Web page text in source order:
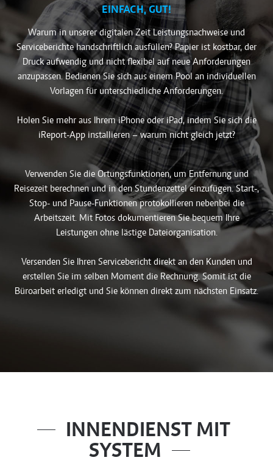
EINFACH, GUT!
Warum in unserer digitalen Zeit Leistungsnachweise und
Serviceberichte handschriftlich ausfüllen? Papier ist kostbar, der
Druck aufwendig und nicht flexibel auf neue Anforderungen
anzupassen. Bedienen Sie sich aus einem Pool an individuellen
Vorlagen für unterschiedliche Anforderungen.
Holen Sie mehr aus Ihrem iPhone oder iPad, indem Sie sich die
iReport-App installieren – warum nicht gleich jetzt?
Verwenden Sie die Ortungsfunktionen, um Entfernung und
Reisezeit berechnen und in den Stundenzettel einzufügen. Start-,
Stop- und Pause-Funktionen protokollieren nebenbei die
Arbeitszeit. Mit Fotos dokumentieren Sie bequem Ihre
Leistungen ohne lästige Dateiorganisation.
Versenden Sie Ihren Servicebericht direkt an den Kunden und
erstellen Sie im selben Moment die Rechnung. Somit ist die
Büroarbeit erledigt und Sie können direkt zum nächsten Einsatz.
INNENDIENST MIT
SYSTEM